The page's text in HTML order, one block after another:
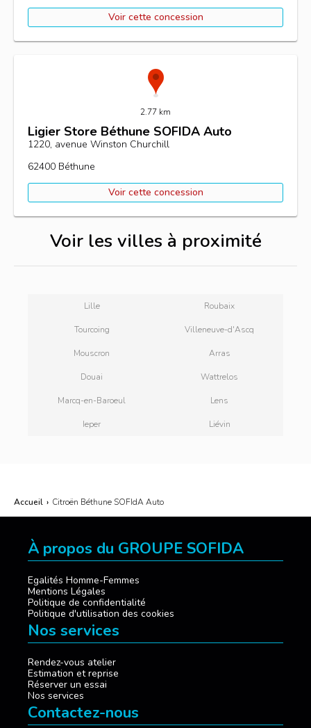
Voir cette concession
2.77 km
Ligier Store Béthune SOFIDA Auto
1220, avenue Winston Churchill
62400 Béthune
Voir cette concession
Voir les villes à proximité
Lille Roubaix
Tourcoing Villeneuve-d'Ascq
Mouscron Arras
Douai Wattrelos
Marcq-en-Baroeul Lens
Ieper Liévin
Accueil › Citroën Béthune SOFIdA Auto
À propos du GROUPE SOFIDA
Egalités Homme-Femmes
Mentions Légales
Politique de confidentialité
Politique d'utilisation des cookies
Nos services
Rendez-vous atelier
Estimation et reprise
Réserver un essai
Nos services
Contactez-nous